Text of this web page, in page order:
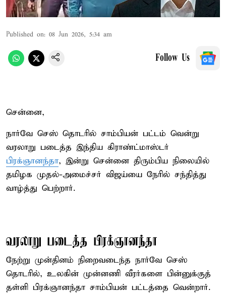
Published on: 08 Jun 2026, 5:34 am
Follow Us
சென்னை,
நார்வே செஸ் தொடரில் சாம்பியன் பட்டம் வென்று
வரலாறு படைத்த இந்திய கிராண்ட்மாஸ்டர்
பிரக்ஞானந்தா, இன்று சென்னை திரும்பிய நிலையில்
தமிழக முதல்-அமைச்சர் விஜய்யை நேரில் சந்தித்து
வாழ்த்து பெற்றார்.
வரலாறு படைத்த பிரக்ஞானந்தா
நேற்று முன்தினம் நிறைவடைந்த நார்வே செஸ்
தொடரில், உலகின் முன்னணி வீரர்களை பின்னுக்குத்
தள்ளி பிரக்ஞானந்தா சாம்பியன் பட்டத்தை வென்றார்.